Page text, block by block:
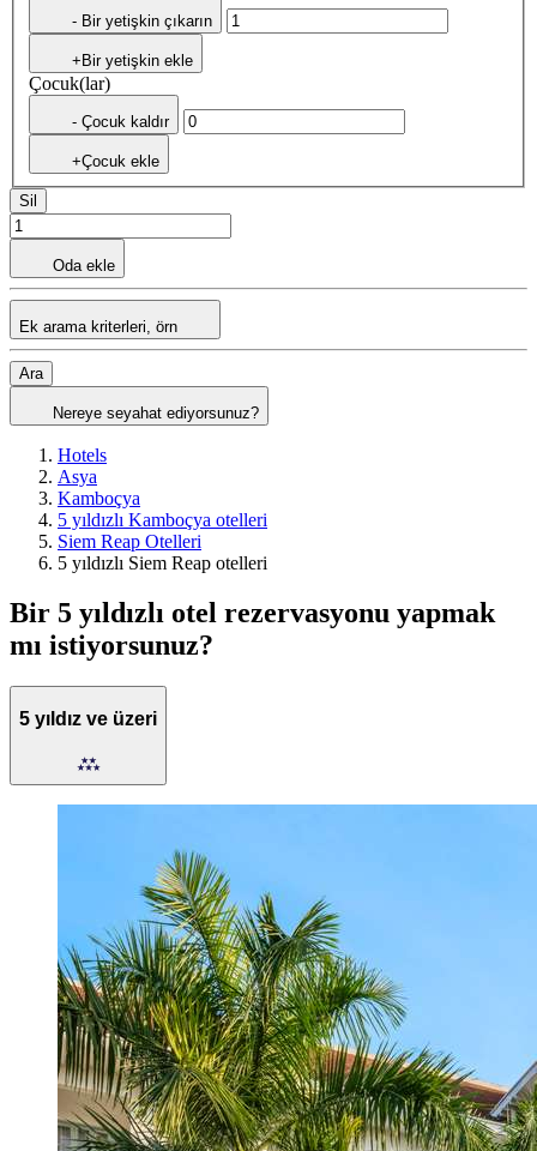
- Bir yetişkin çıkarın
+Bir yetişkin ekle
Çocuk(lar)
- Çocuk kaldır
+Çocuk ekle
Sil
Oda ekle
Ek arama kriterleri, örn
Ara
Nereye seyahat ediyorsunuz?
Hotels
Asya
Kamboçya
5 yıldızlı Kamboçya otelleri
Siem Reap Otelleri
5 yıldızlı Siem Reap otelleri
Bir 5 yıldızlı otel rezervasyonu yapmak
mı istiyorsunuz?
5 yıldız ve üzeri